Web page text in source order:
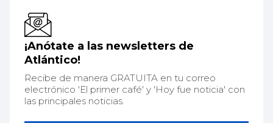
¡Anótate a las newsletters de
Atlántico!
Recibe de manera GRATUITA en tu correo
electrónico 'El primer café' y 'Hoy fue noticia' con
las principales noticias.